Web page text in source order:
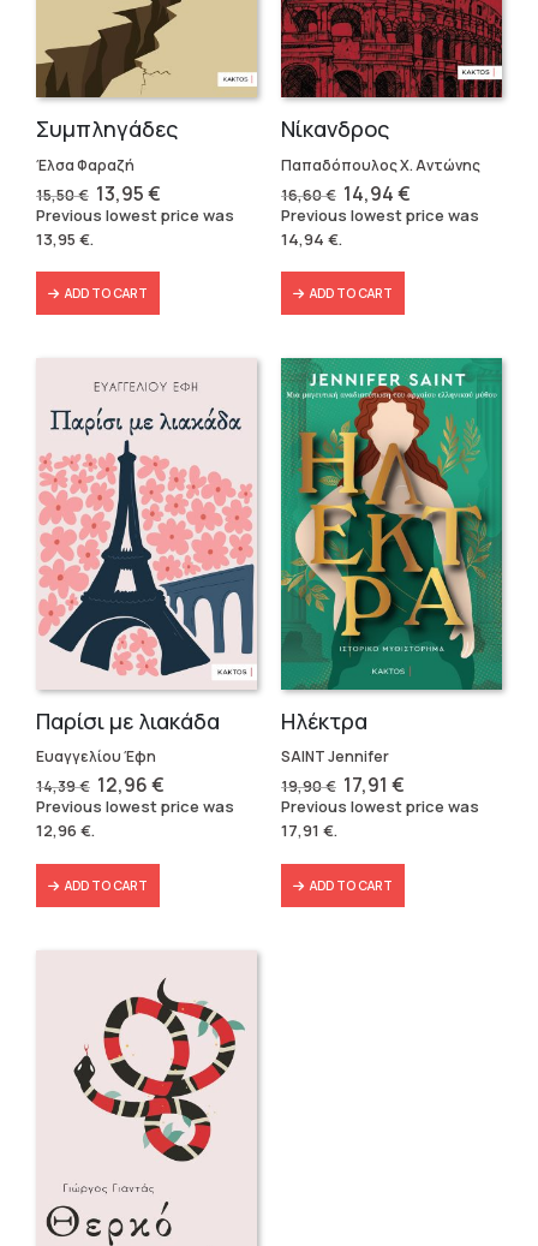
Συμπληγάδες
Έλσα Φαραζή
15,50€ Original
price
was:
13,95€Current
price
is:
Previous lowest price was
13,95 €.
ADD TO CART
Νίκανδρος
Παπαδόπουλος Χ. Αντώνης
16,60€ Original
price
was:
16,60 €.
14,94€Current
price
is:
Previous lowest price was
14,94 €.
ADD TO CART
Παρίσι με λιακάδα
Ευαγγελίου Έφη
14,39€ Original
price
was:
12,96€Current
price
is:
Previous lowest price was
12,96 €.
ADD TO CART
Ηλέκτρα
SAINT Jennifer
19,90€ Original
price
was:
17,91 €Current
price
is:
Previous lowest price was
17,91 €.
ADD TO CART